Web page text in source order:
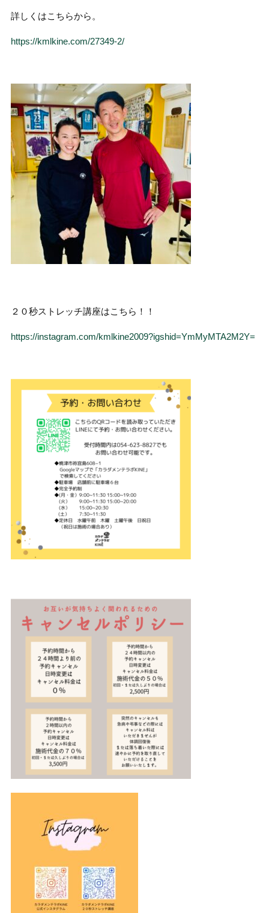
詳しくはこちらから。
https://kmlkine.com/27349-2/
２０秒ストレッチ講座はこちら！！
https://instagram.com/kmlkine2009?igshid=YmMyMTA2M2Y=